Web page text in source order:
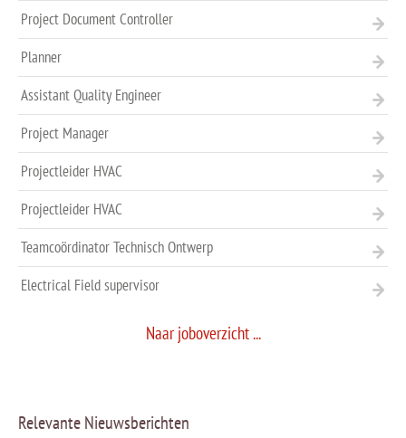
Project Document Controller
Planner
Assistant Quality Engineer
Project Manager
Projectleider HVAC
Projectleider HVAC
Teamcoördinator Technisch Ontwerp
Electrical Field supervisor
Naar joboverzicht ...
Relevante Nieuwsberichten